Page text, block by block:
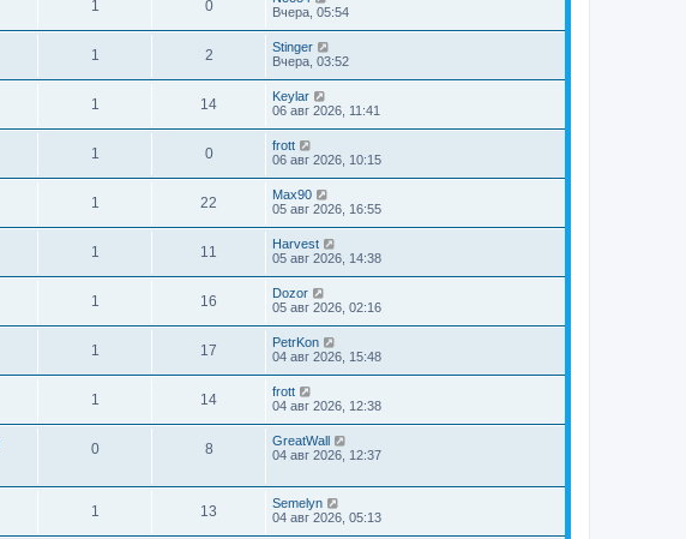
1 0
Вчера, 05:54
1 2
Stinger
Вчера, 03:52
1 14
Keylar
06 авг 2026, 11:41
1 0
frott
06 авг 2026, 10:15
1 22
Max90
05 авг 2026, 16:55
1 11
Harvest
05 авг 2026, 14:38
1 16
Dozor
05 авг 2026, 02:16
1 17
PetrKon
04 авг 2026, 15:48
1 14
frott
04 авг 2026, 12:38
0 8
GreatWall
04 авг 2026, 12:37
1 13
Semelyn
04 авг 2026, 05:13